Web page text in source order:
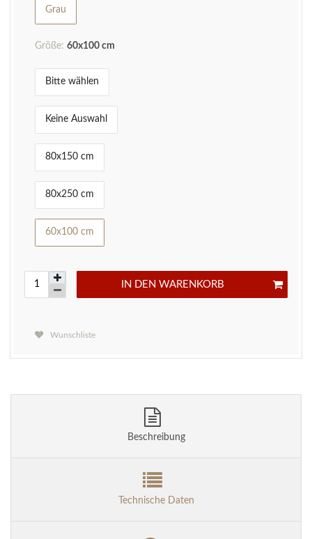
Grau
Größe: 60x100 cm
Bitte wählen
Keine Auswahl
80x150 cm
80x250 cm
60x100 cm
IN DEN WARENKORB
Wunschliste
Beschreibung
Technische Daten